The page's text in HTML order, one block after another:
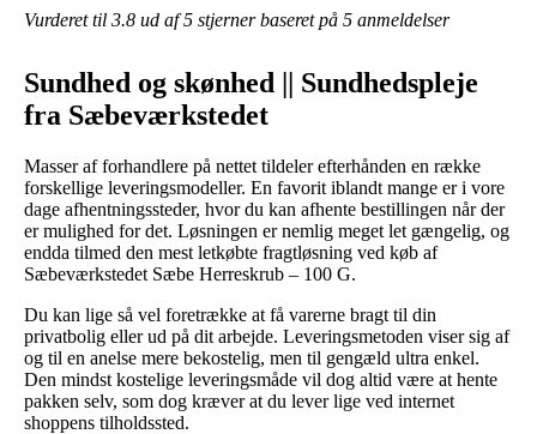
Vurderet til 3.8 ud af 5 stjerner baseret på 5 anmeldelser
Sundhed og skønhed || Sundhedspleje
fra Sæbeværkstedet
Masser af forhandlere på nettet tildeler efterhånden en række
forskellige leveringsmodeller. En favorit iblandt mange er i vore
dage afhentningssteder, hvor du kan afhente bestillingen når der
er mulighed for det. Løsningen er nemlig meget let gængelig, og
endda tilmed den mest letkøbte fragtløsning ved køb af
Sæbeværkstedet Sæbe Herreskrub – 100 G.
Du kan lige så vel foretrække at få varerne bragt til din
privatbolig eller ud på dit arbejde. Leveringsmetoden viser sig af
og til en anelse mere bekostelig, men til gengæld ultra enkel.
Den mindst kostelige leveringsmåde vil dog altid være at hente
pakken selv, som dog kræver at du lever lige ved internet
shoppens tilholdssted.